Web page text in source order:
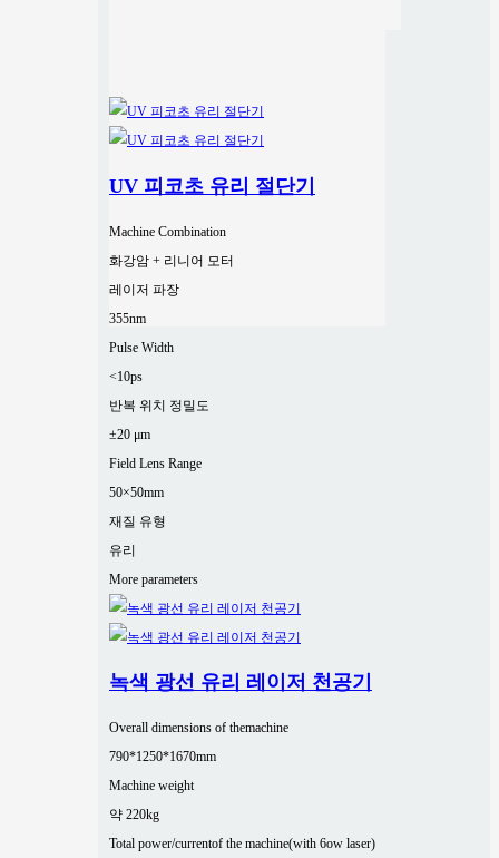
UV 피코초 유리 절단기
Machine Combination
화강암 + 리니어 모터
레이저 파장
355nm
Pulse Width
<10ps
반복 위치 정밀도
±20 μm
Field Lens Range
50×50mm
재질 유형
유리
More parameters
녹색 광선 유리 레이저 천공기
Overall dimensions of themachine
790*1250*1670mm
Machine weight
약 220kg
Total power/currentof the machine(with 6ow laser)